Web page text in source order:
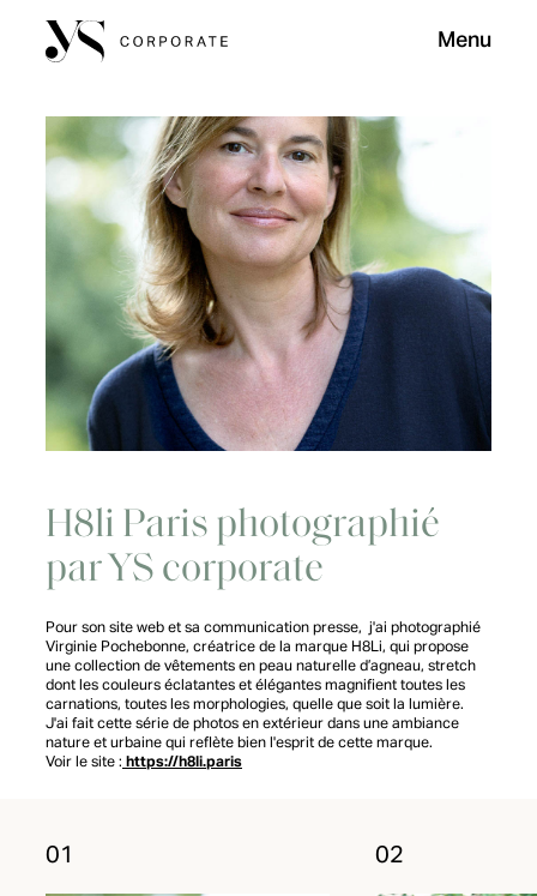
Menu
H8li Paris photographié
par YS corporate
Pour son site web et sa communication presse, j'ai photographié
Virginie Pochebonne, créatrice de la marque H8Li, qui propose
une collection de vêtements en peau naturelle d’agneau, stretch
dont les couleurs éclatantes et élégantes magnifient toutes les
carnations, toutes les morphologies, quelle que soit la lumière.
J'ai fait cette série de photos en extérieur dans une ambiance
nature et urbaine qui reflète bien l'esprit de cette marque.
Voir le site : https://h8li.paris
01 02